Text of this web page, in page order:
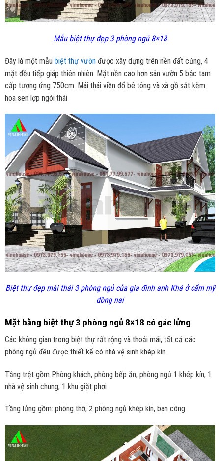
Mẫu biệt thự đẹp 3 phòng ngủ 8×18
Đây là một mẫu biệt thự vườn được xây dựng trên nền đất cứng, 4
mặt đều tiếp giáp thiên nhiên. Mặt nền cao hơn sân vườn 5 bậc tam
cấp tương ứng 750cm. Mái thái viền đổ bê tông và xà gồ sắt kẽm
hoa sen lợp ngói thái
Biệt thự đẹp mái thái 3 phòng ngủ của gia đình anh Khá ở cẩm mỹ
đồng nai
Mặt bằng biệt thự 3 phòng ngủ 8×18 có gác lửng
Các không gian trong biệt thự rất rộng và thoải mái, tất cả các
phòng ngủ đều được thiết kế có nhà vệ sinh khép kín.
Tầng trệt gồm Phòng khách, phòng bếp ăn, phòng ngủ 1 khép kín, 1
nhà vệ sinh chung, 1 khu giặt phơi
Tầng lửng gồm: phòng thờ, 2 phòng ngủ khép kín, ban công